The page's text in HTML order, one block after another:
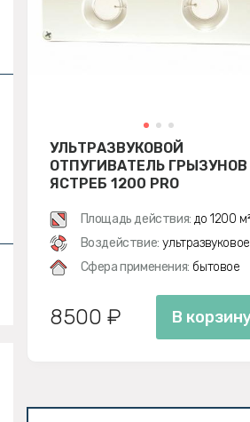
УЛЬТРАЗВУКОВОЙ
ОТПУГИВАТЕЛЬ ГРЫЗУНОВ
ЯСТРЕБ 1200 PRO
Площадь действия: до 1200 м²
Воздействие: ультразвуковое
Сфера применения: бытовое
8500 ₽ В